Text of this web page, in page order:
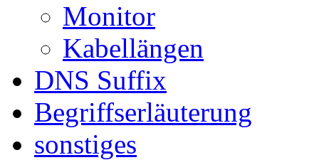
Monitor
Kabellängen
DNS Suffix
Begriffserläuterung
sonstiges